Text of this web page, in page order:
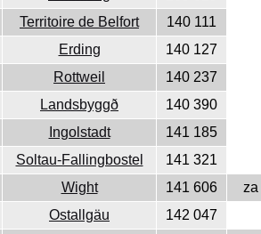
Territoire de Belfort
140 111
Erding
140 127
Rottweil
140 237
Landsbyggð
140 390
Ingolstadt
141 185
Soltau-Fallingbostel
141 321
Wight 141 606
za
Ostallgäu 142 047